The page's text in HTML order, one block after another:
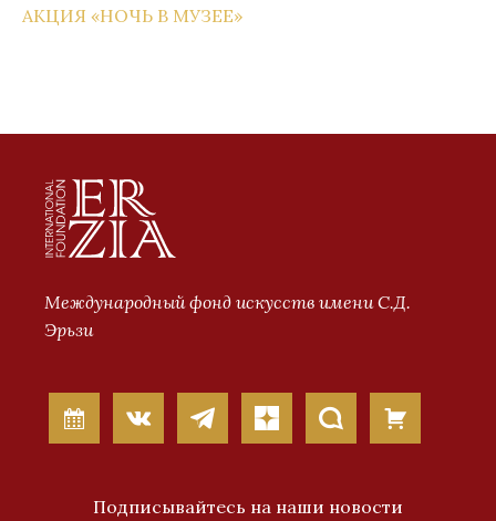
АКЦИЯ «НОЧЬ В МУЗЕЕ»
Международный фонд искусств имени С.Д.
Эрьзи
Подписывайтесь на наши новости